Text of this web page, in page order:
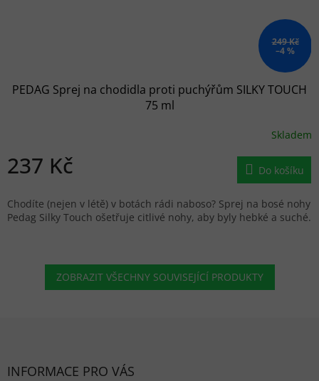
249 Kč
–4 %
PEDAG Sprej na chodidla proti puchýřům SILKY TOUCH
75 ml
Skladem
237 Kč Do košíku
Chodíte (nejen v létě) v botách rádi naboso? Sprej na bosé nohy
Pedag Silky Touch ošetřuje citlivé nohy, aby byly hebké a suché.
ZOBRAZIT VŠECHNY SOUVISEJÍCÍ PRODUKTY
INFORMACE PRO VÁS